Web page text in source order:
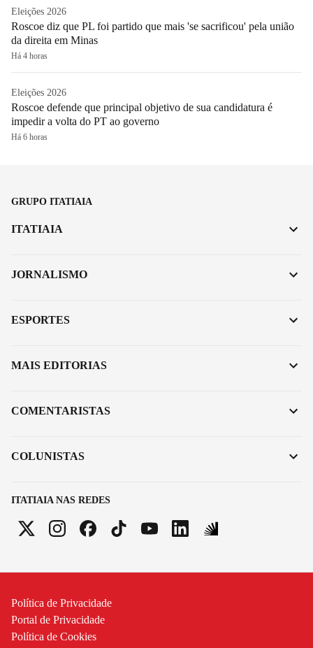
Eleições 2026
Roscoe diz que PL foi partido que mais 'se sacrificou' pela união
da direita em Minas
Há 4 horas
Eleições 2026
Roscoe defende que principal objetivo de sua candidatura é
impedir a volta do PT ao governo
Há 6 horas
GRUPO ITATIAIA
ITATIAIA NAS REDES
ITATIAIA
JORNALISMO
ESPORTES
MAIS EDITORIAS
COMENTARISTAS
COLUNISTAS
Política de Privacidade
Portal de Privacidade
Política de Cookies